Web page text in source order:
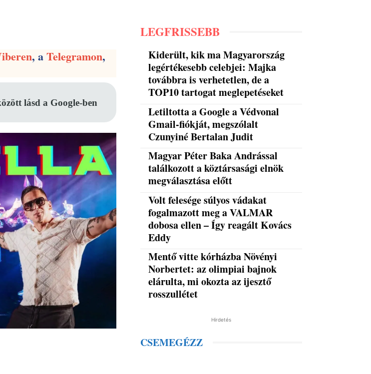
, aTelegramon,
lásd a Google-ben
LEGFRISSEBB
Kiderült, kik ma Magyarország
legértékesebb celebjei: Majka
továbbra is verhetetlen, de a
TOP10 tartogat meglepetéseket
Letiltotta a Google a Védvonal
Gmail-fiókját, megszólalt
Czunyiné Bertalan Judit
Magyar Péter Baka Andrással
találkozott a köztársasági elnök
megválasztása előtt
Volt felesége súlyos vádakat
fogalmazott meg a VALMAR
dobosa ellen – Így reagált Kovács
Eddy
Mentő vitte kórházba Növényi
Norbertet: az olimpiai bajnok
elárulta, mi okozta az ijesztő
rosszullétet
Hirdetés
CSEMEGÉZZ